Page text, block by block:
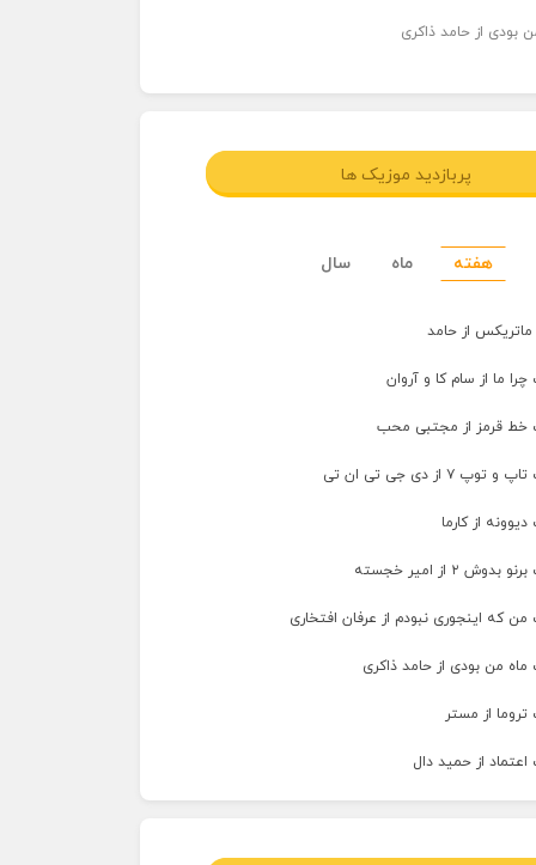
بودی از حامد ذاکری
پربازدید موزیک ها
هفته ماه سال
ماتریکس از حامد
چرا ما از سام کا و آروان
خط قرمز از مجتبی محب
۷ از دی جی تی ان تی
از کارما
۲ از امیر خجسته
من که اینجوری نبودم از عرفان افتخاری
ماه من بودی از حامد ذاکری
تروما از مستر
اعتماد از حمید دال